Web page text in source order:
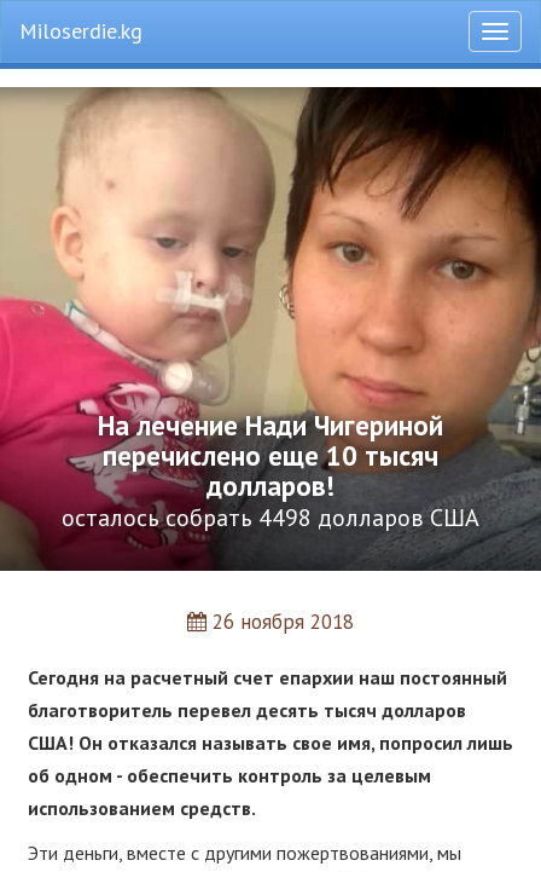
меню
Miloserdie.kg
На лечение Нади Чигериной
перечислено еще 10 тысяч
долларов!
осталось собрать 4498 долларов США
26 ноября 2018
Сегодня на расчетный счет епархии наш постоянный
благотворитель перевел десять тысяч долларов
США! Он отказался называть свое имя, попросил лишь
об одном - обеспечить контроль за целевым
использованием средств.
Эти деньги, вместе с другими пожертвованиями, мы